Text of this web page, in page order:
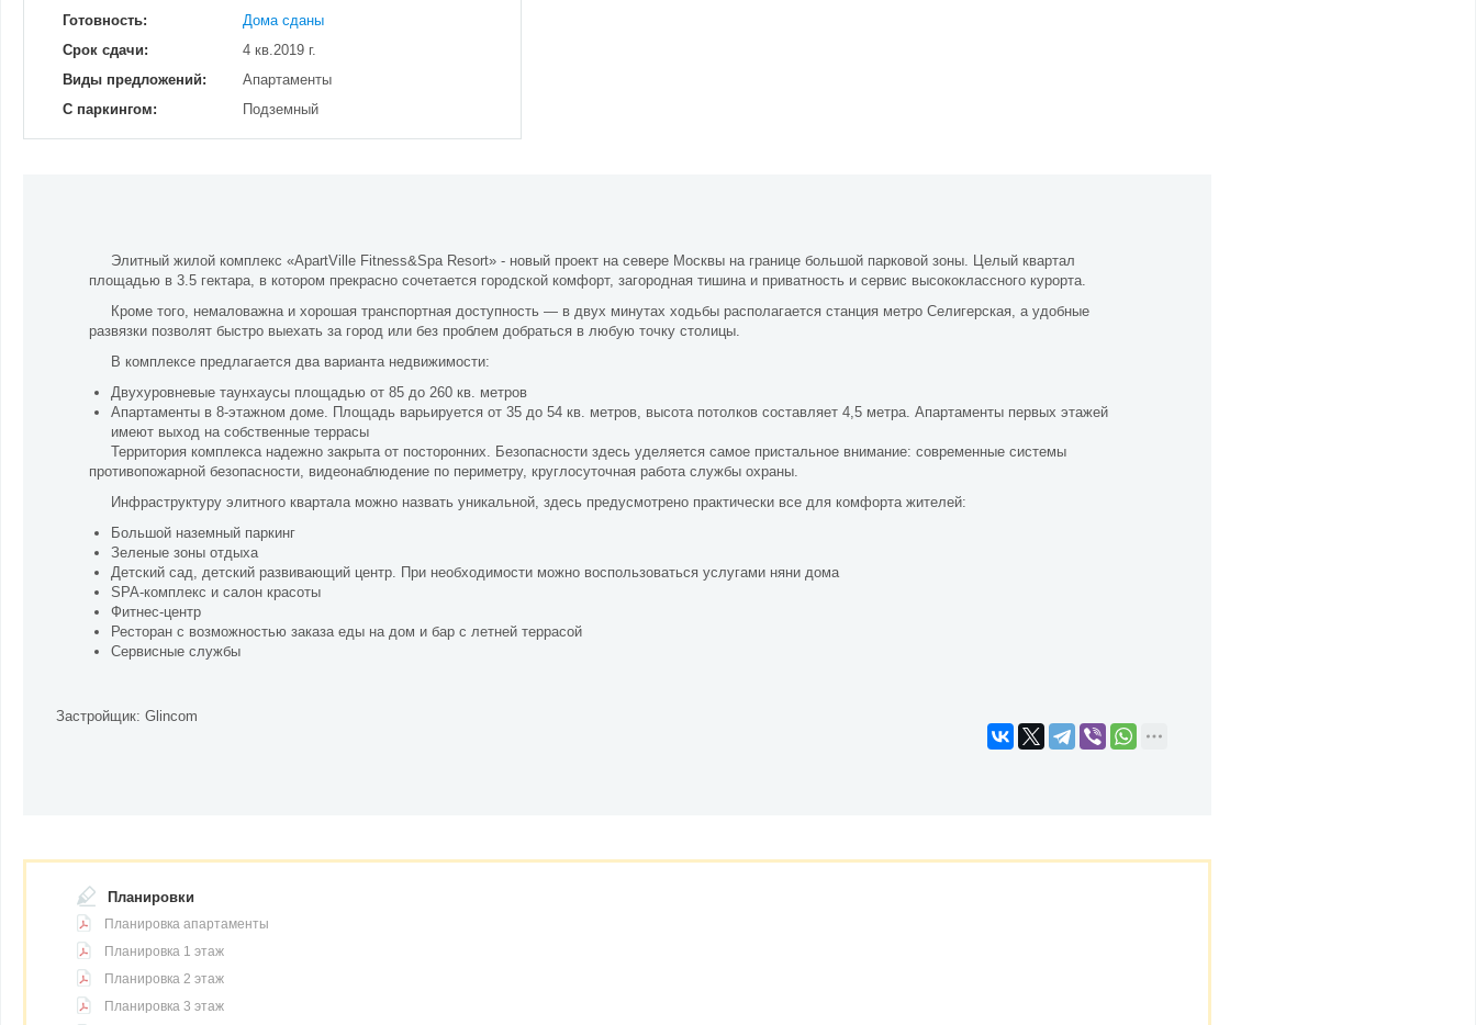
Готовность:
Дома сданы
Срок сдачи:
4 кв.2019 г.
Виды предложений:
Апартаменты
С паркингом:
Подземный
Элитный жилой комплекс «ApartVille Fitness&Spa Resort» - новый проект на севере Москвы на границе большой парковой зоны. Целый квартал
площадью в 3.5 гектара, в котором прекрасно сочетается городской комфорт, загородная тишина и приватность и сервис высококлассного курорта.
Кроме того, немаловажна и хорошая транспортная доступность — в двух минутах ходьбы располагается станция метро Селигерская, а удобные
развязки позволят быстро выехать за город или без проблем добраться в любую точку столицы.
В комплексе предлагается два варианта недвижимости:
Двухуровневые таунхаусы площадью от 85 до 260 кв. метров
Апартаменты в 8-этажном доме. Площадь варьируется от 35 до 54 кв. метров, высота потолков составляет 4,5 метра. Апартаменты первых этажей
имеют выход на собственные террасы
Территория комплекса надежно закрыта от посторонних. Безопасности здесь уделяется самое пристальное внимание: современные системы
противопожарной безопасности, видеонаблюдение по периметру, круглосуточная работа службы охраны.
Инфраструктуру элитного квартала можно назвать уникальной, здесь предусмотрено практически все для комфорта жителей:
Большой наземный паркинг
Зеленые зоны отдыха
Детский сад, детский развивающий центр. При необходимости можно воспользоваться услугами няни дома
SPA-комплекс и салон красоты
Фитнес-центр
Ресторан с возможностью заказа еды на дом и бар с летней террасой
Сервисные службы
Застройщик: Glincom
Планировки
Планировка апартаменты
Планировка 1 этаж
Планировка 2 этаж
Планировка 3 этаж